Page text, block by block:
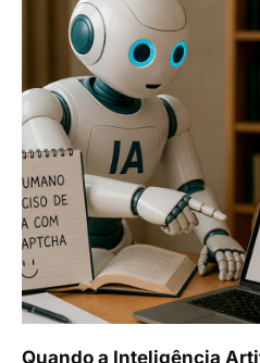
Quando a Inteligência